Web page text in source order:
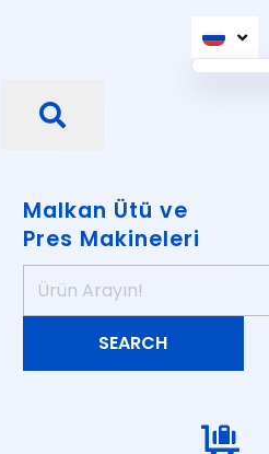
Malkan Ütü ve
Pres Makineleri